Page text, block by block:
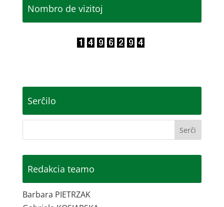
Nombro de vizitoj
Serĉilo
Redakcia teamo
Barbara PIETRZAK